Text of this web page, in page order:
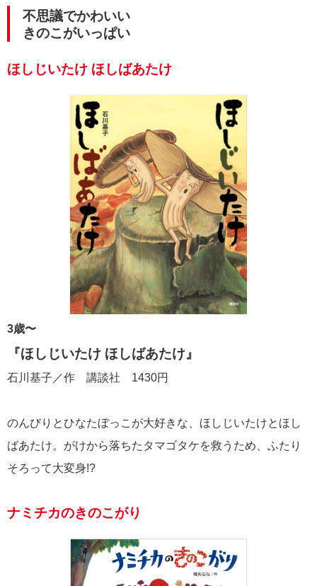
不思議でかわいい
きのこがいっぱい
ほしじいたけ ほしばあたけ
3歳〜
『ほしじいたけ ほしばあたけ』
石川基子／作 講談社 1430円
のんびりとひなたぼっこが大好きな、ほしじいたけとほし
ばあたけ。がけから落ちたタマゴタケを救うため、ふたり
そろって大変身!?
ナミチカのきのこがり